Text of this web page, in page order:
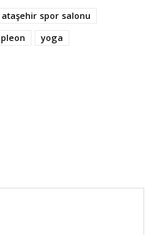
ataşehir spor salonu
pleon yoga